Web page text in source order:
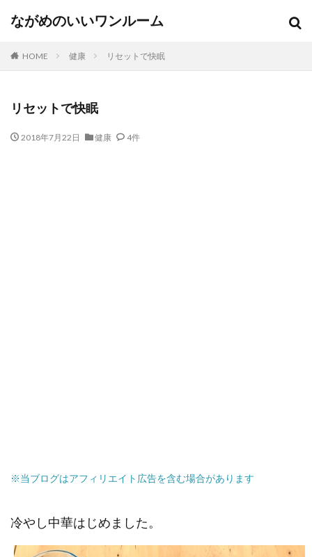
ながめのいいワンルーム
HOME 健康 リセットで快眠
リセットで快眠
2018年7月22日 健康 4件
※当ブログはアフィリエイト広告を含む場合があります
冷やし中華はじめました。